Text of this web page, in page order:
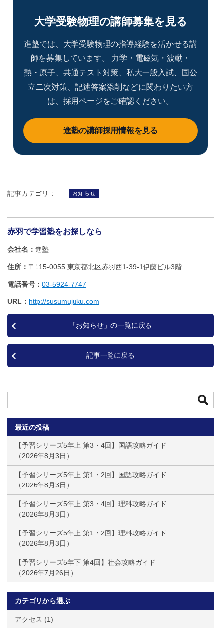
大学受験物理の講師募集を見る
進塾では、大学受験物理の指導経験を活かせる講
師を募集しています。 力学・電磁気・波動・
熱・原子、共通テスト対策、私大一般入試、国公
立二次対策、記述答案添削などに関わりたい方
は、採用ページをご確認ください。
進塾の講師採用情報を見る
記事カテゴリ： お知らせ
赤羽で学習塾をお探しなら
会社名 進塾
住所 〒115-0055 東京都北区赤羽西1‐39‐1伊藤ビル3階
電話番号 03-5924-7747
URL http://susumujuku.com
「お知らせ」の一覧に戻る
記事一覧に戻る
最近の投稿
【予習シリーズ5年上 第3・4回】国語攻略ガイド
2026年8月3日
【予習シリーズ5年上 第1・2回】国語攻略ガイド
2026年8月3日
【予習シリーズ5年上 第3・4回】理科攻略ガイド
2026年8月3日
【予習シリーズ5年上 第1・2回】理科攻略ガイド
2026年8月3日
【予習シリーズ5年下 第4回】社会攻略ガイド
2026年7月26日
カテゴリから選ぶ
アクセス (1)